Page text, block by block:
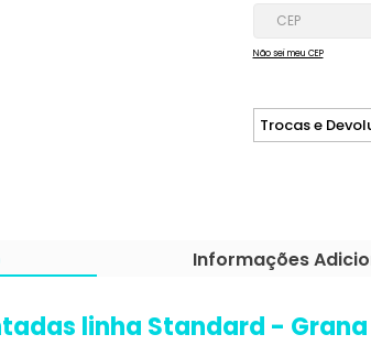
Não sei meu CEP
Trocas e
Informações
linha Standard - Grana